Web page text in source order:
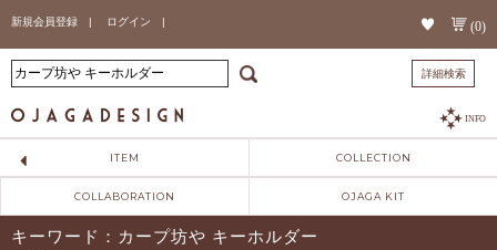
新規会員登録 | ログイン | (0)
詳細検索
INFO
ITEM COLLECTION
COLLABORATION OJAGA KIT
キーワード：カープ坊や キーホルダー